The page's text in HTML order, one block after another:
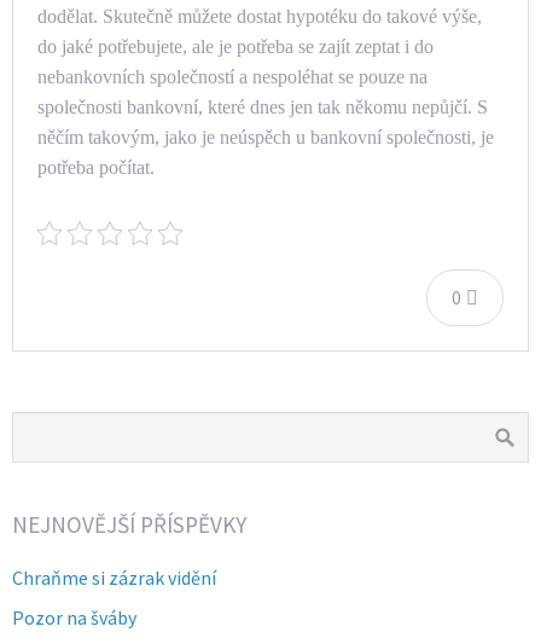
dodělat. Skutečně můžete dostat hypotéku do takové výše,
do jaké potřebujete, ale je potřeba se zajít zeptat i do
nebankovních společností a nespoléhat se pouze na
společnosti bankovní, které dnes jen tak někomu nepůjčí. S
něčím takovým, jako je neúspěch u bankovní společnosti, je
potřeba počítat.
0
NEJNOVĚJŠÍ PŘÍSPĚVKY
Chraňme si zázrak vidění
Pozor na šváby